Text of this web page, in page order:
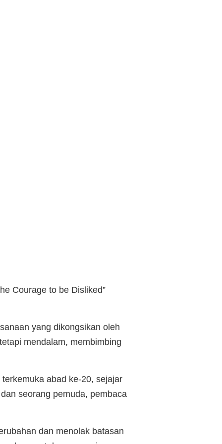
Courage to be Disliked”
yang dikongsikan oleh
mendalam, membimbing
abad ke-20, sejajar
seorang pemuda, pembaca
dan menolak batasan